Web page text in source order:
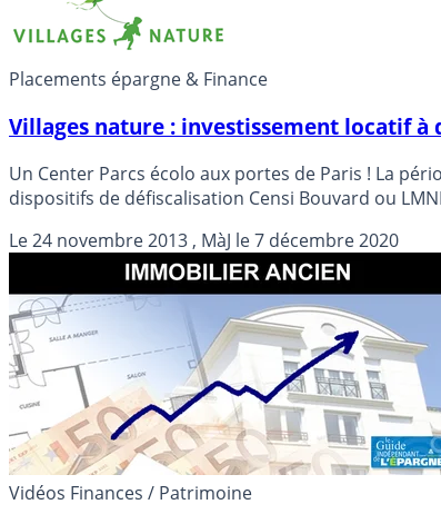
Placements épargne & Finance
Villages nature : investissement locatif à
Un Center Parcs écolo aux portes de Paris ! La
dispositifs de défiscalisation Censi Bouvard ou
Le24 novembre 2013 , MàJ le7 décembre 2020
Vidéos Finances / Patrimoine